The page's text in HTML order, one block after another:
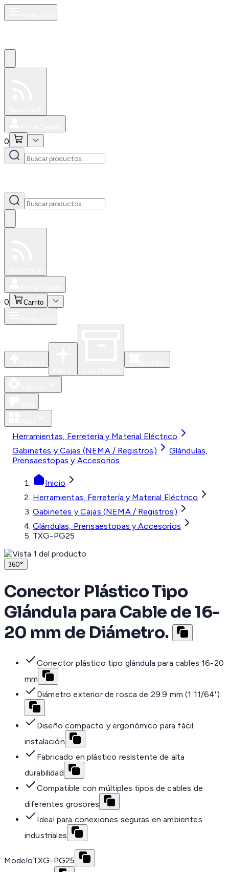
0
0 Carrito
Herramientas, Ferretería y Material Eléctrico
Gabinetes y Cajas (NEMA / Registros)
Glándulas,
Prensaestopas y Accesorios
Inicio
Herramientas, Ferretería y Material Eléctrico
Gabinetes y Cajas (NEMA / Registros)
Glándulas, Prensaestopas y Accesorios
TXG-PG25
360°
Conector Plástico Tipo
Glándula para Cable de 16-
20 mm de Diámetro.
Conector plástico tipo glándula para cables 16-20
mm
Diámetro exterior de rosca de 29.9 mm (1 11/64')
Diseño compacto y ergonómico para fácil
instalación
Fabricado en plástico resistente de alta
durabilidad
Compatible con múltiples tipos de cables de
diferentes grosores
Ideal para conexiones seguras en ambientes
industriales
ModeloTXG-PG25